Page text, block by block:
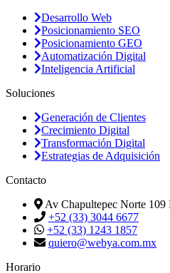
Desarrollo Web
Posicionamiento SEO
Posicionamiento GEO
Automatización Digital
Inteligencia Artificial
Soluciones
Generación de Clientes
Crecimiento Digital
Transformación Digital
Estrategias de Adquisición
Contacto
Av Chapultepec Norte 109
+52 (33) 3044 6677
+52 (33) 1243 1857
quiero@webya.com.mx
Horario